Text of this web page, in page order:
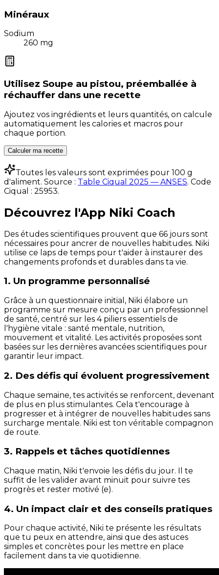
Minéraux
Sodium
260 mg
Utilisez Soupe au pistou, préemballée à
réchauffer dans une recette
Ajoutez vos ingrédients et leurs quantités, on calcule
automatiquement les calories et macros pour
chaque portion.
Calculer ma recette
Toutes les valeurs sont exprimées pour 100 g
d'aliment. Source : Table Ciqual 2025 — ANSES. Code
Ciqual : 25953.
Découvrez l'App Niki Coach
Des études scientifiques prouvent que 66 jours sont
nécessaires pour ancrer de nouvelles habitudes. Niki
utilise ce laps de temps pour t'aider à instaurer des
changements profonds et durables dans ta vie.
1. Un programme personnalisé
Grâce à un questionnaire initial, Niki élabore un
programme sur mesure conçu par un professionnel
de santé, centré sur les 4 piliers essentiels de
l'hygiène vitale : santé mentale, nutrition,
mouvement et vitalité. Les activités proposées sont
basées sur les dernières avancées scientifiques pour
garantir leur impact.
2. Des défis qui évoluent progressivement
Chaque semaine, tes activités se renforcent, devenant
de plus en plus stimulantes. Cela t'encourage à
progresser et à intégrer de nouvelles habitudes sans
surcharge mentale. Niki est ton véritable compagnon
de route.
3. Rappels et tâches quotidiennes
Chaque matin, Niki t'envoie les défis du jour. Il te
suffit de les valider avant minuit pour suivre tes
progrès et rester motivé (e).
4. Un impact clair et des conseils pratiques
Pour chaque activité, Niki te présente les résultats
que tu peux en attendre, ainsi que des astuces
simples et concrètes pour les mettre en place
facilement dans ta vie quotidienne.